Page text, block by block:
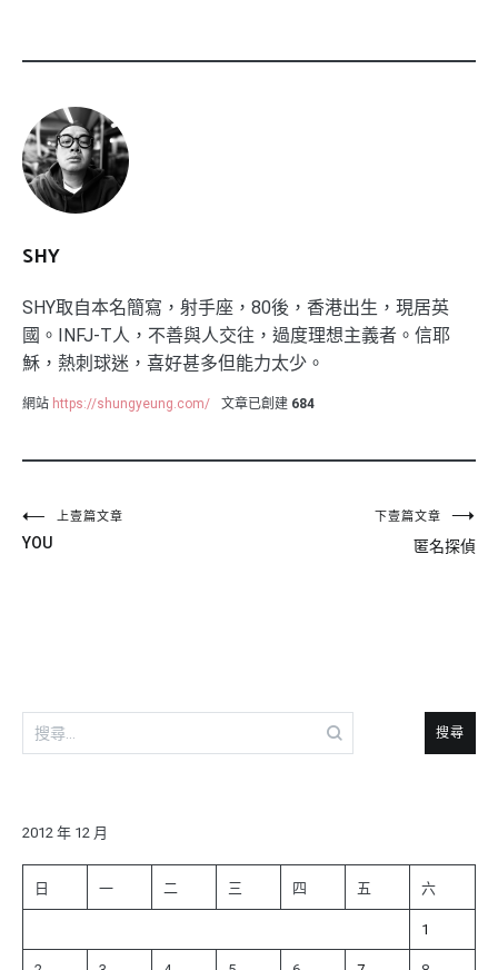
SHY
SHY取自本名簡寫，射手座，80後，香港出生，現居英
國。INFJ-T人，不善與人交往，過度理想主義者。信耶
穌，熱刺球迷，喜好甚多但能力太少。
網站 https://shungyeung.com/ 文章已創建 684
文
章
上壹篇文章
YOU
下壹篇文章
匿名探偵
搜
尋
字:
2012 年 12 月
日 一 二 三 四 五 六
1